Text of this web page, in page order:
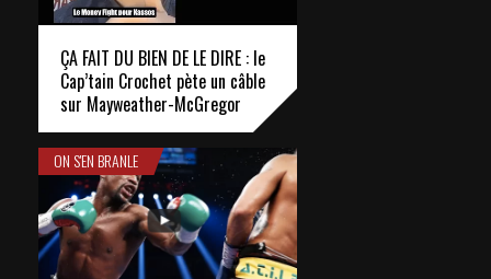
ÇA FAIT DU BIEN DE LE DIRE : le
Cap’tain Crochet pète un câble
sur Mayweather-McGregor
ON S'EN BRANLE